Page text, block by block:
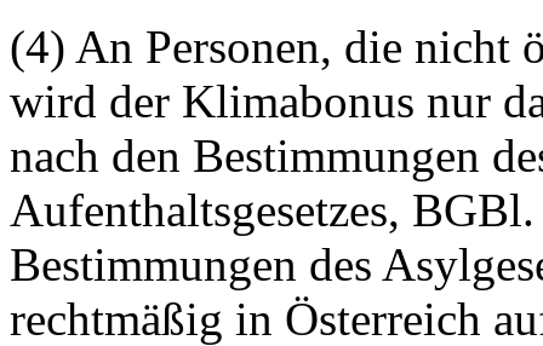
(4) An Personen, die nicht
wird der Klimabonus nur
nach den Bestimmungen
Aufenthaltsgesetzes,
Bestimmungen des
rechtmäßig in Österreich